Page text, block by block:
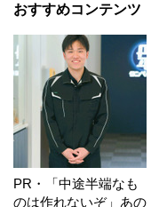
おすすめコンテンツ
PR・「中途半端なも
のは作れないぞ」あの